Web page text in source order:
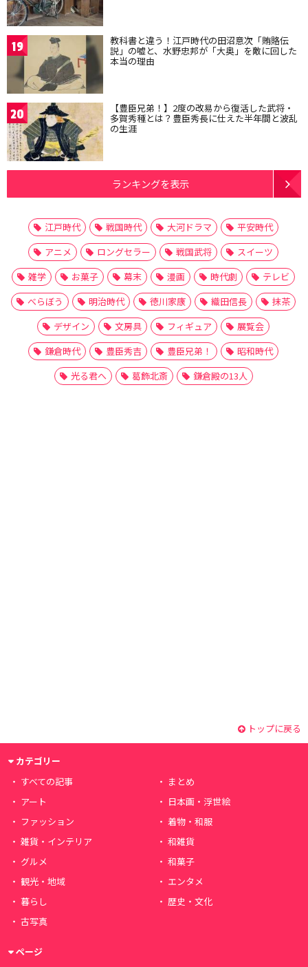
19 教科書と違う！江戸時代の田沼意次「賄賂伝
説」の嘘と、水野忠邦が「大奥」を敵に回した
本当の理由
20 【豊臣兄弟！】2度の改易から復活した武将・
多賀秀種とは？豊臣秀長に仕えた半年間と波乱
の生涯
ランキングを表示
江戸時代 戦国時代 大河ドラマ
平安時代
アニメ
ロングセラー 戦国武将
スイーツ
雑学
お菓子 幕末 漫画 時代劇
テレビ
べらぼう
明治時代 徳川家康 織田信長
抹茶
デザイン
文房具 フィギュア
展覧会
鎌倉時代
豊臣秀吉 豊臣兄弟！
昭和時代
光る君へ
葛飾北斎 鎌倉殿の13人
トップに戻る
カテゴリー
すべての記事
まとめ
アート
日本画・浮世絵
ファッション
着物・和服
雑貨・インテリア
和雑貨
グルメ
和菓子
観光・地域
エンタメ
暮らし
歴史・文化
古写真
ページ